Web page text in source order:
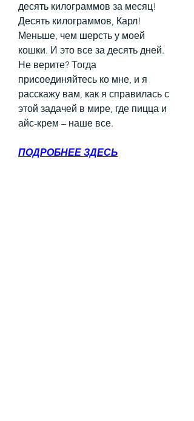
десять килограммов за месяц!
Десять килограммов, Карл!
Меньше, чем шерсть у моей
кошки. И это все за десять дней.
Не верите? Тогда
присоединяйтесь ко мне, и я
расскажу вам, как я справилась с
этой задачей в мире, где пицца и
айс-крем – наше все.
ПОДРОБНЕЕ ЗДЕСЬ